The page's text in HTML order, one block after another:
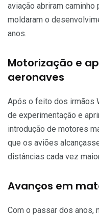
aviação abriram
moldaram o
anos.
Motorização e
aeronaves
Após o feito dos irmãos
de experimentação e
introdução de motores
que os aviões
distâncias cada vez
Avanços em
Com o passar dos anos,